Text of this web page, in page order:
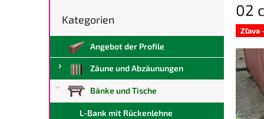
t
n
i
Kategorien
Kategorien
Angebot der Profile
Zäune und Abzäunungen
Bänke und Tische
L-Bank mit Rückenlehne
02
Zľava